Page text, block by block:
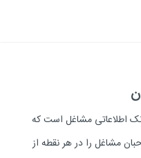
بانک اطلاعاتی مشاغل است که
مشاغل را در هر نقطه از